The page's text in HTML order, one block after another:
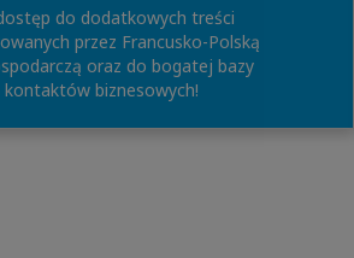
do dodatkowych treści
przez Francusko-Polską
oraz do bogatej bazy
kontaktów biznesowych!